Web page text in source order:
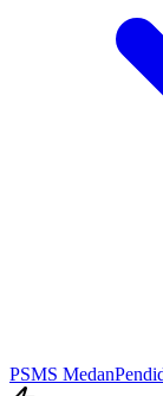
PSMS Medan